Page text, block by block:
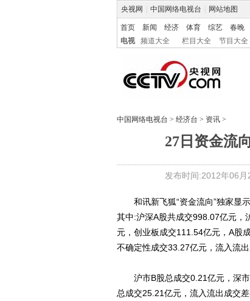
央视网 中国网络电视台 网站地图
首页 新闻 经济 体育 综艺 春晚
电视
频道大全 栏目大全 节目大全
中国网络电视台 > 经济台 > 资讯 >
27日资金流
发布时间:2012年06
和讯新飞狐“资金流向”独家显示
其中:沪深A股共成交998.07亿元，
元，创业板成交111.54亿元，A股
不确定性成交33.27亿元，流入流
沪市B股总成交0.21亿元，深市
总成交25.21亿元，流入流出成交